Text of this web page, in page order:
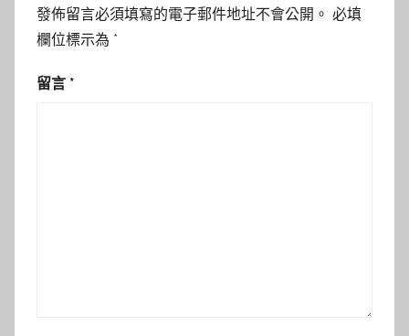
發佈留言必須填寫的電子郵件地址不會公開。 必填
欄位標示為 *
留言 *